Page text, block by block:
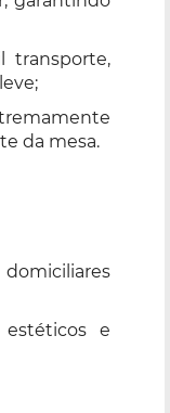
transporte,
da mesa.
e